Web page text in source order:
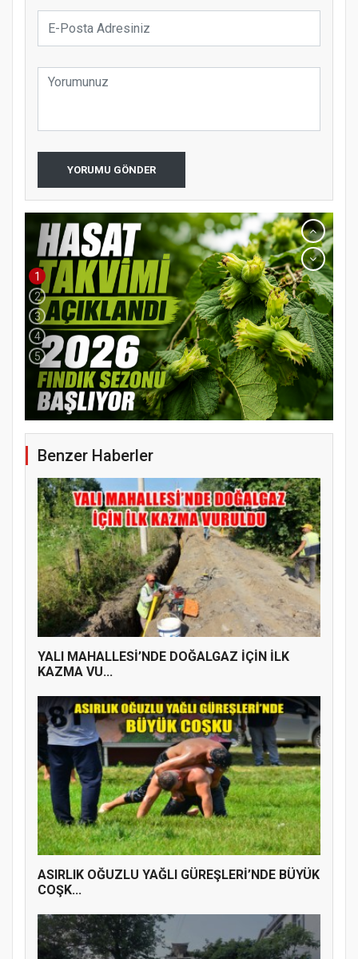
YORUMU GÖNDER
YENİ PARTİ TERME İLÇE BAŞKANLIĞINDA
ÜYE KATILIM PROGRAMI
1
2
3
4
5
Benzer Haberler
YALI MAHALLESİ’NDE DOĞALGAZ İÇİN İLK
KAZMA VU...
ASIRLIK OĞUZLU YAĞLI GÜREŞLERİ’NDE BÜYÜK
COŞK...